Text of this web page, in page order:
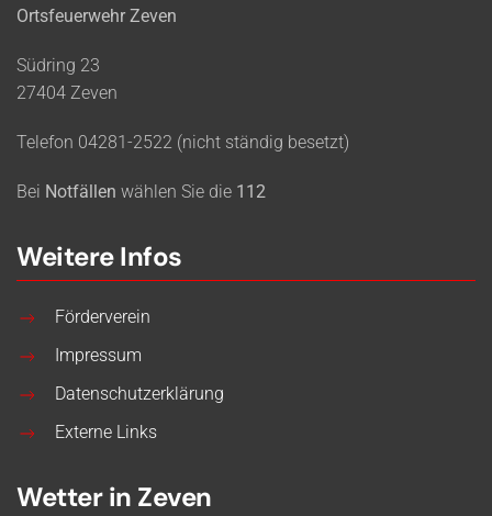
Ortsfeuerwehr Zeven
Südring 23
27404 Zeven
Telefon 04281-2522 (nicht ständig besetzt)
Bei Notfällen wählen Sie die 112
Weitere Infos
Förderverein
Impressum
Datenschutzerklärung
Externe Links
Wetter in Zeven